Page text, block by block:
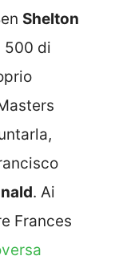
Shelton
500 di
. Ai
Frances